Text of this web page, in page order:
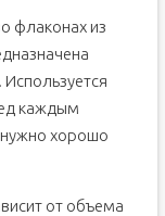
флаконах из
каждым
хорошо
от объема